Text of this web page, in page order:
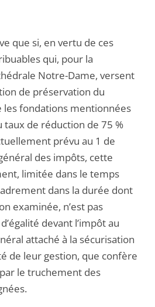
que si, en vertu de ces
qui, pour la
Notre-Dame, versent
de préservation du
fondations mentionnées
taux de réduction de 75 %
prévu au 1 de
des impôts, cette
limitée dans le temps
dans la durée dont
examinée, n’est pas
devant l’impôt au
attaché à la sécurisation
de leur gestion, que confère
le truchement des